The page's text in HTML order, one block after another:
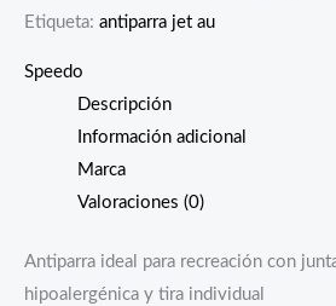
Etiqueta: antiparra jet au
Speedo
Descripción
Información adicional
Marca
Valoraciones (0)
Antiparra ideal para recreación con
hipoalergénica y tira individual